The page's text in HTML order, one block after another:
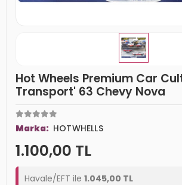
Hot Wheels Premium Car
Transport' 63 Chevy Nova
Marka: HOTWHELLS
1.100,00 TL
Havale/EFT ile 1.045,00 TL